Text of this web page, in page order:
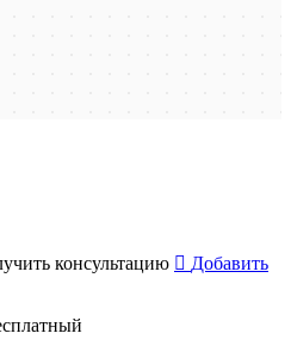
консультацию
Добавить